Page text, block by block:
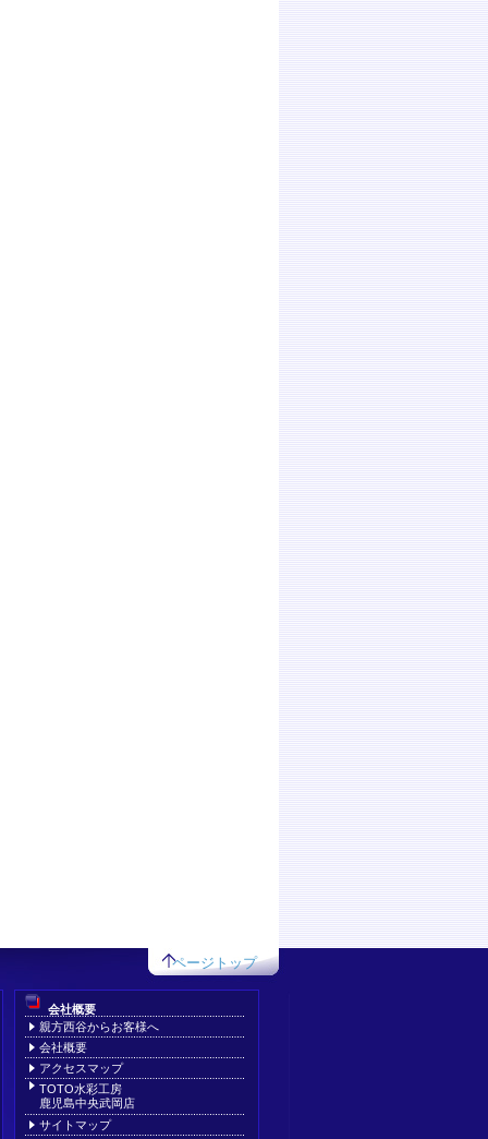
ページトップ
会社概要
親方西谷からお客様へ
会社概要
アクセスマップ
TOTO水彩工房
鹿児島中央武岡店
サイトマップ